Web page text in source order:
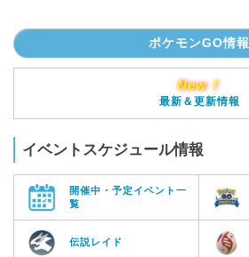
ポケモンGO情報
New！
最新＆更新情報
イベントスケジュール情報
開催中・予定イベント一
覧
伝説レイド